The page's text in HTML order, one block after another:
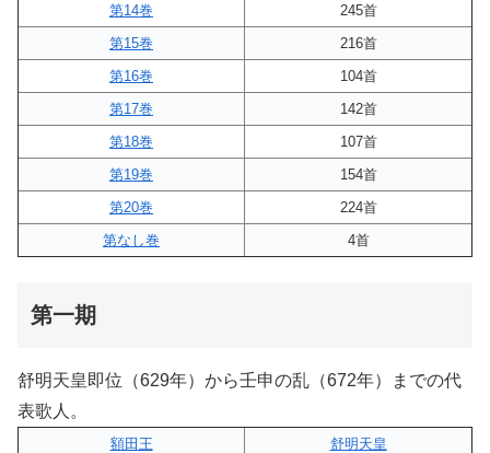
第14巻
245首
第15巻
216首
第16巻
104首
第17巻
142首
第18巻
107首
第19巻
154首
第20巻
224首
第なし巻
4首
第一期
舒明天皇即位（629年）から壬申の乱（672年）までの代
表歌人。
額田王
舒明天皇